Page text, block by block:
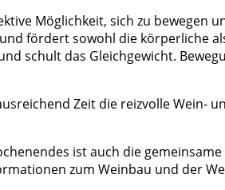
Möglichkeit, sich zu
fördert sowohl die körperliche
schult das Gleichgewicht.
Zeit die reizvolle Wein-
ist auch die
zum Weinbau und der